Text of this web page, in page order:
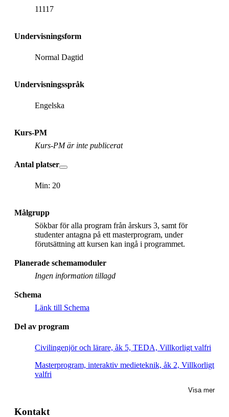
11117
Undervisningsform
Normal Dagtid
Undervisningsspråk
Engelska
Kurs-PM
Kurs-PM är inte publicerat
Antal platser
Min: 20
Målgrupp
Sökbar för alla program från årskurs 3, samt för
studenter antagna på ett masterprogram, under
förutsättning att kursen kan ingå i programmet.
Planerade schemamoduler
Ingen information tillagd
Schema
Länk till Schema
Del av program
Civilingenjör och lärare, åk 5, TEDA, Villkorligt valfri
Masterprogram, interaktiv medieteknik, åk 2, Villkorligt
valfri
Visa mer
Kontakt